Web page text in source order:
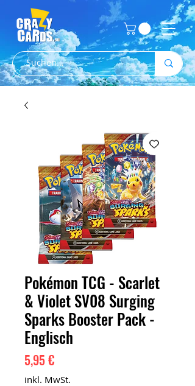
Pokémon TCG - Scarlet
& Violet SV08 Surging
Sparks Booster Pack -
Englisch
5,95 €
inkl. MwSt.